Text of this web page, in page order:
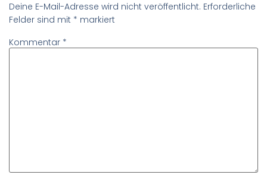
Deine E-Mail-Adresse wird nicht veröffentlicht. Erforderliche
Felder sind mit * markiert
Kommentar *